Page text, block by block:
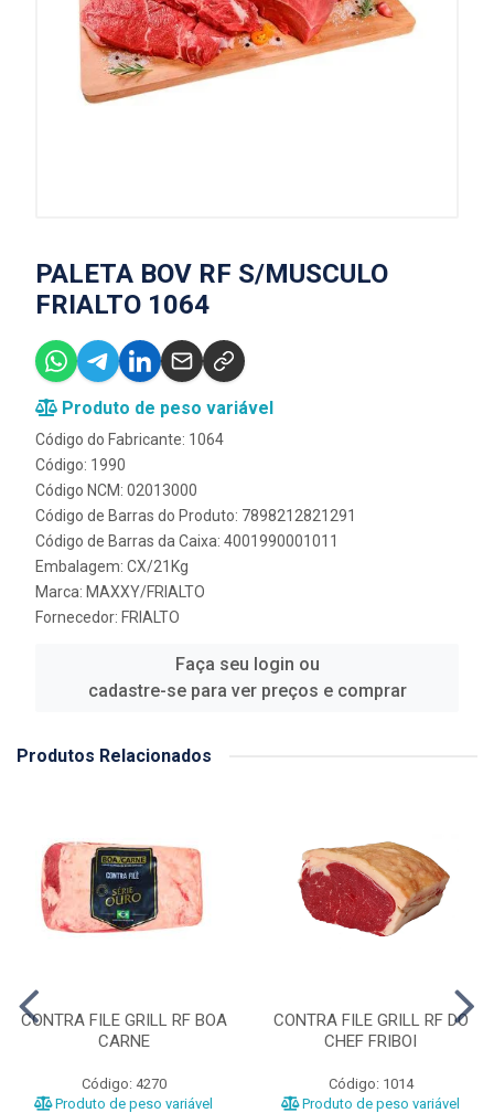
PALETA BOV RF S/MUSCULO
FRIALTO 1064
Produto de peso variável
Código do Fabricante: 1064
Código: 1990
Código NCM: 02013000
Código de Barras do Produto: 7898212821291
Código de Barras da Caixa: 4001990001011
Embalagem: CX/21Kg
Marca: MAXXY/FRIALTO
Fornecedor: FRIALTO
Faça seu login ou
cadastre-se para ver preços e comprar
Produtos Relacionados
CONTRA FILE GRILL RF BOA
CARNE
Código: 4270
Produto de peso variável
CONTRA FILE GRILL RF DO
CHEF FRIBOI
Código: 1014
Produto de peso variável